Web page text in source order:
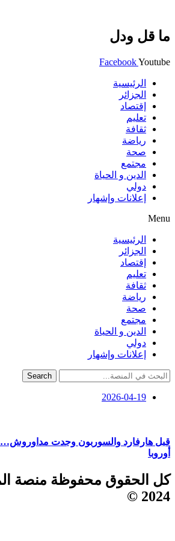
ما قل ودل
FacebookYoutube
الرئيسية
الجزائر
إقتصاد
تعليم
ثقافة
رياضة
صحة
مجتمع
الدين و الحياة
دولي
إعلانات وإشهار
Menu
الرئيسية
الجزائر
إقتصاد
تعليم
ثقافة
رياضة
صحة
مجتمع
الدين و الحياة
دولي
إعلانات وإشهار
Search
2026-04-19
قبل هارفارد والسوربون وجدت
أوروبا
كل الحقوق محفوظة منصة
2024 ©